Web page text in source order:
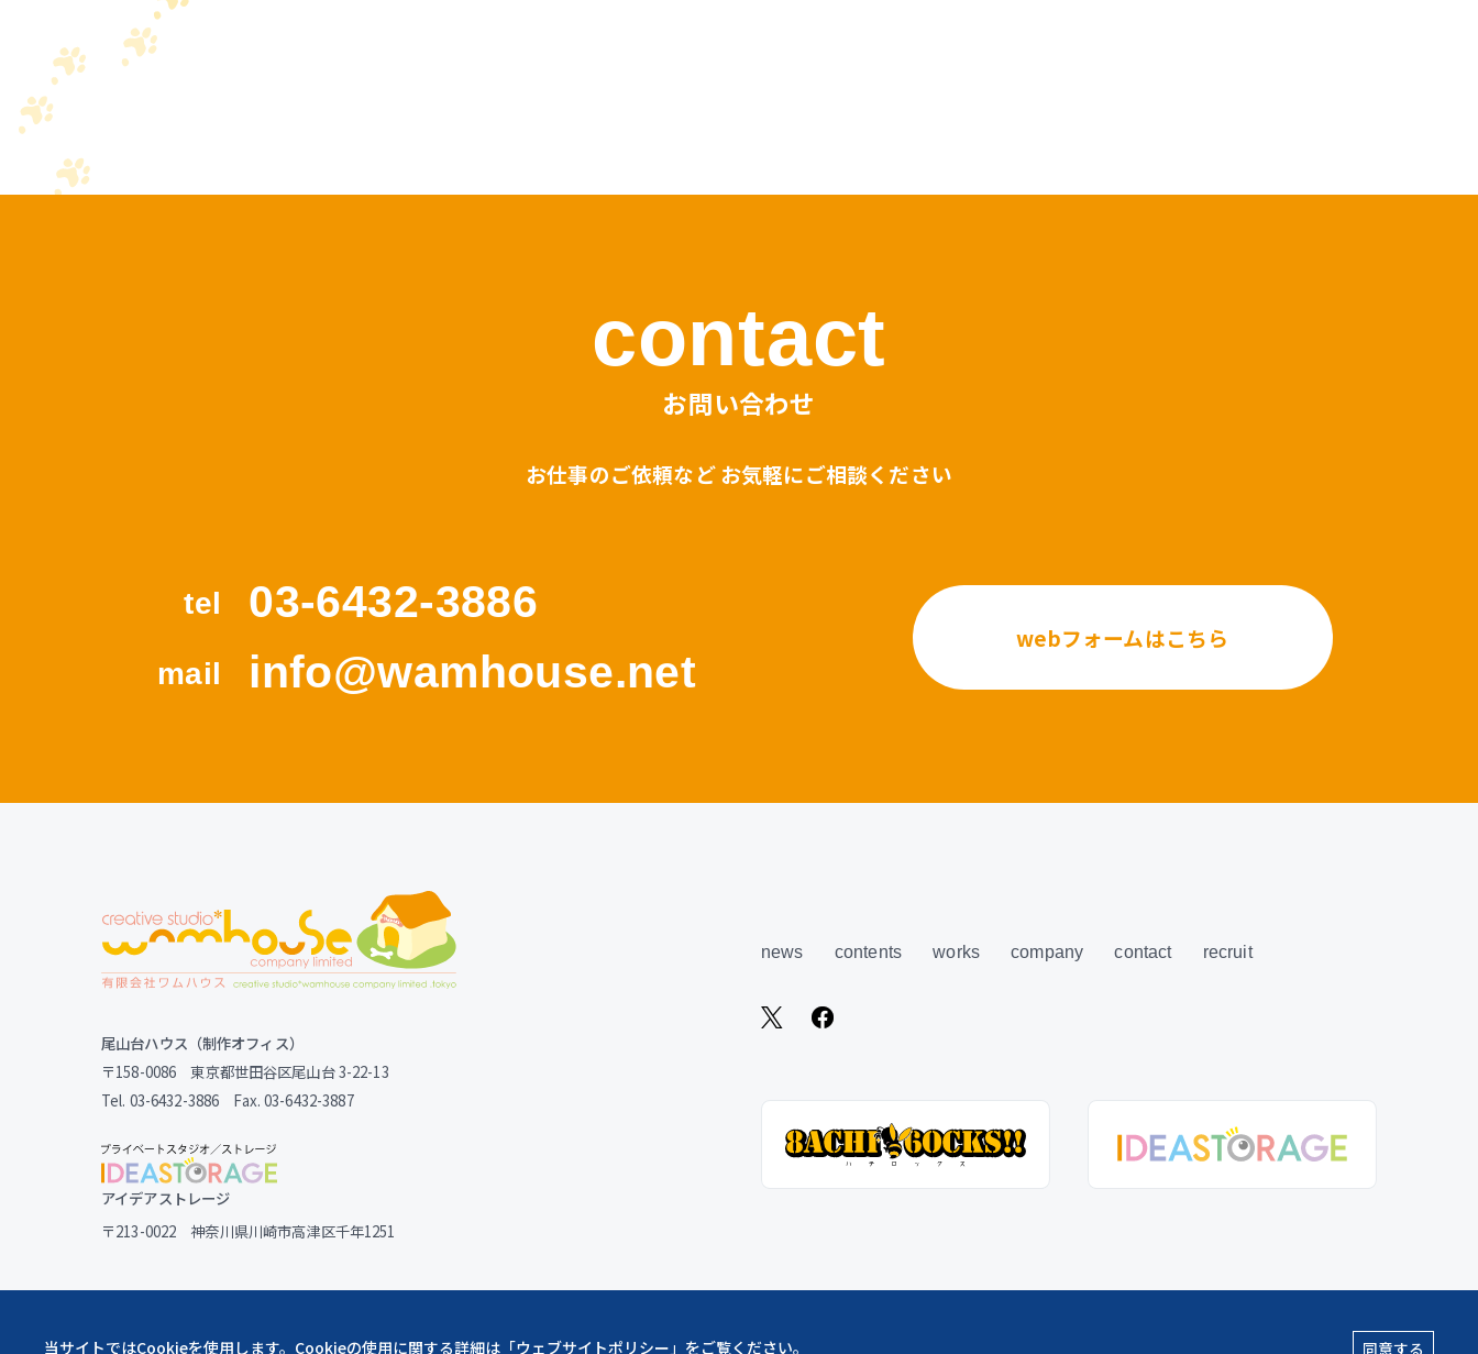
contact
お問い合わせ
お仕事のご依頼など お気軽にご相談ください
tel 03-6432-3886
mail info@wamhouse.net
webフォームはこちら
尾山台ハウス（制作オフィス）
〒158-0086 東京都世田谷区尾山台 3-22-13
Tel. 03-6432-3886 Fax. 03-6432-3887
アイデアストレージ
〒213-0022 神奈川県川崎市高津区千年1251
news contents works company contact recruit
同意する
当サイトではCookieを使用します。Cookieの使用に関する詳細は「ウェブサイトポリシー」をご覧ください。